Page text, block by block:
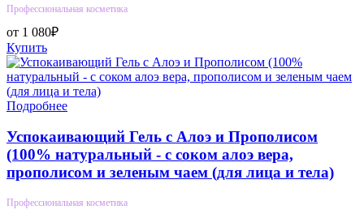
Профессиональная косметика
от 1 080₽
Купить
Подробнее
Успокаивающий Гель с Алоэ и Прополисом
(100% натуральный - с соком алоэ вера,
прополисом и зеленым чаем (для лица и тела)
Профессиональная косметика